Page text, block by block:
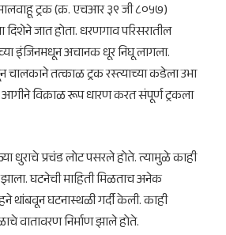
ट्रक (क्र. एचआर ३९ जी ८०५७)
जात होता. धरणगाव परिसरातील
इंजिनमधून अचानक धूर निघू लागला.
चालकाने तत्काळ ट्रक रस्त्याच्या कडेला उभा
आगीने विक्राळ रूप धारण करत संपूर्ण ट्रकला
धुराचे प्रचंड लोट पसरले होते. त्यामुळे काही
घटनेची माहिती मिळताच अनेक
थांबवून घटनास्थळी गर्दी केली. काही
वातावरण निर्माण झाले होते.